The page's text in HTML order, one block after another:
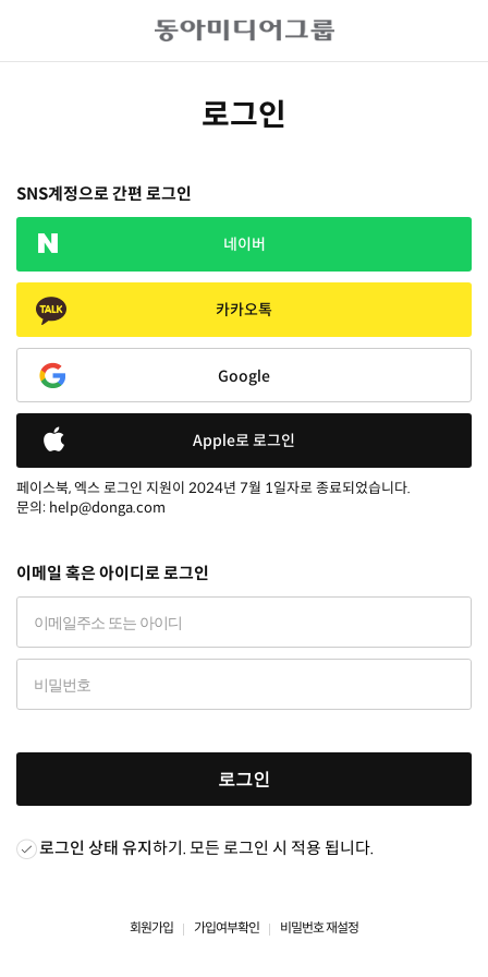
로그인
SNS계정으로 간편 로그인
네이버
카카오톡
Google
Apple로 로그인
페이스북, 엑스 로그인 지원이 2024년 7월 1일자로 종료되었습니다.
문의: help@donga.com
이메일 혹은 아이디로 로그인
로그인
로그인 상태 유지하기. 모든 로그인 시 적용 됩니다.
회원가입 가입여부확인 비밀번호 재설정